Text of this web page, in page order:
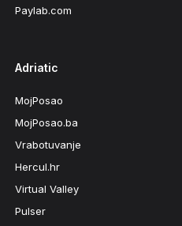
Paylab.com
Adriatic
MojPosao
MojPosao.ba
Vrabotuvanje
Hercul.hr
Virtual Valley
Pulser